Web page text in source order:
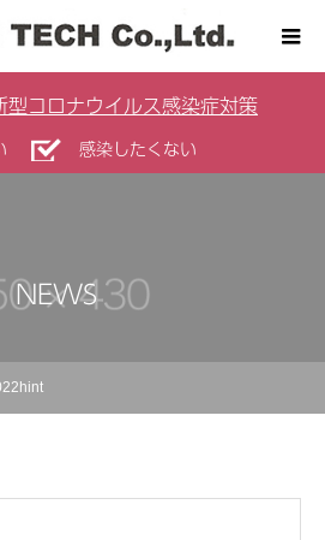
型コロナウイルス感染症対策
感染したくない
NEWS